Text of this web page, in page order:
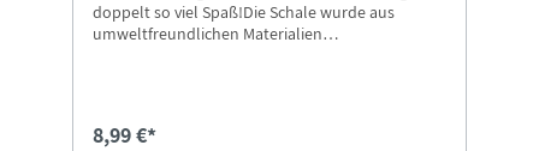
doppelt so viel Spaß!Die Schale wurde aus
umweltfreundlichen Materialien
8,99 €*